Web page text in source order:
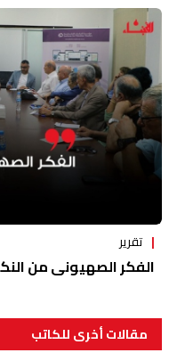
تقرير
الفكر الصهيوني من
مقالات أخرى للكاتب